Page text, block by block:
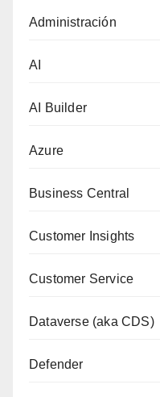
Administración
AI
AI Builder
Azure
Business Central
Customer Insights
Customer Service
Dataverse (aka CDS)
Defender